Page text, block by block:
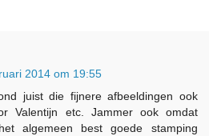
2014 om 19:55
juist die fijnere afbeeldingen ook
Valentijn etc. Jammer ook omdat
algemeen best goede stamping